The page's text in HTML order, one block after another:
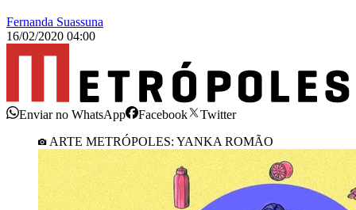
Fernanda Suassuna
16/02/2020 04:00
Enviar no WhatsApp Facebook
Twitter
ARTE METRÓPOLES: YANKA ROMÃO